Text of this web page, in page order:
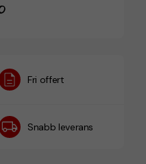
Fri offert
Snabb leverans